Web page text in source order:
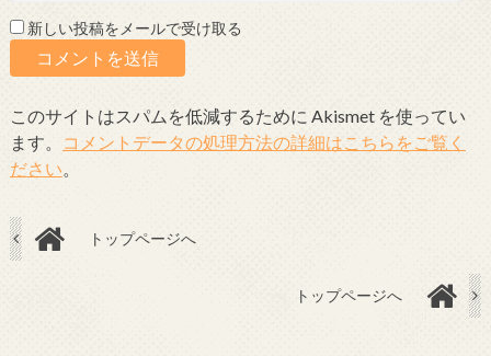
新しい投稿をメールで受け取る
このサイトはスパムを低減するために Akismet を使ってい
ます。
コメントデータの処理方法の詳細はこちらをご覧く
ださい
トップページへ
トップページへ